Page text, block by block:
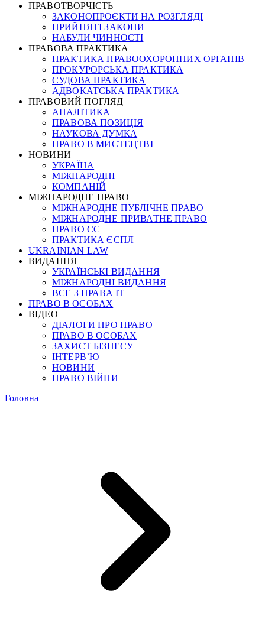
ПРАВОТВОРЧІСТЬ
ЗАКОНОПРОЄКТИ НА РОЗГЛЯДІ
ПРИЙНЯТІ ЗАКОНИ
НАБУЛИ ЧИННОСТІ
ПРАВОВА ПРАКТИКА
ПРАКТИКА ПРАВООХОРОННИХ ОРГАНІВ
ПРОКУРОРСЬКА ПРАКТИКА
СУДОВА ПРАКТИКА
АДВОКАТСЬКА ПРАКТИКА
ПРАВОВИЙ ПОГЛЯД
АНАЛІТИКА
ПРАВОВА ПОЗИЦІЯ
НАУКОВА ДУМКА
ПРАВО В МИСТЕЦТВІ
НОВИНИ
УКРАЇНА
МІЖНАРОДНІ
КОМПАНІЙ
МІЖНАРОДНЕ ПРАВО
МІЖНАРОДНЕ ПУБЛІЧНЕ ПРАВО
МІЖНАРОДНЕ ПРИВАТНЕ ПРАВО
ПРАВО ЄС
ПРАКТИКА ЄСПЛ
UKRAINIAN LAW
ВИДАННЯ
УКРАЇНСЬКІ ВИДАННЯ
МІЖНАРОДНІ ВИДАННЯ
ВСЕ З ПРАВА ІТ
ПРАВО В ОСОБАХ
ВІДЕО
ДІАЛОГИ ПРО ПРАВО
ПРАВО В ОСОБАХ
ЗАХИСТ БІЗНЕСУ
ІНТЕРВ`Ю
НОВИНИ
ПРАВО ВІЙНИ
Головна